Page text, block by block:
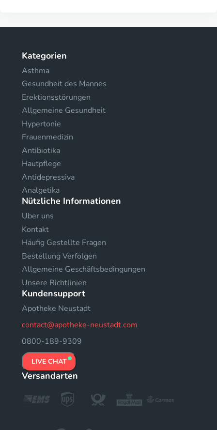
Kategorien
Asthma
Gesundheit des Mannes
Erektionsstörungen
Allgemeine Gesundheit
Hypertonie
Frauenmedizin
Antibiotika
Hautpflege
Antidepressiva
Analgetika
Nützliche Informationen
Uber uns
Kontakt
Häufig Gestellte Fragen
Bestellung Verfolgen
Allgemeine Geschäftsbedingungen
Unsere Richtlinien
Kundensupport
Apotheke Neustadt
contact@apotheke-neustadt.com
0800-189-9309
LIVE CHAT
Versandarten